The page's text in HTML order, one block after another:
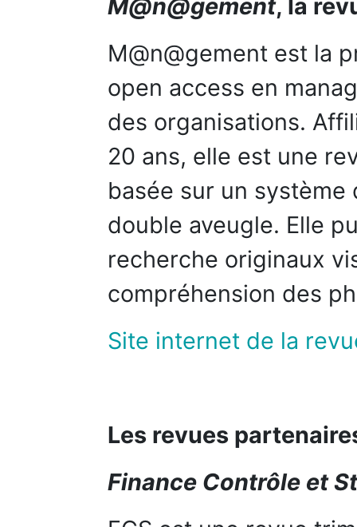
M@n@gement, la
M@n@gement est la
open access en
des organisations.
20 ans, elle est une
basée sur un système
double aveugle. Elle
recherche originaux
compréhension des
Site internet de la
Les revues
Finance Contrôle et